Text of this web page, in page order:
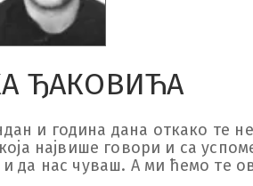
ЂАКОВИЋА
и година дана откако те
највише говори и са
и да нас чуваш. А ми ћемо те